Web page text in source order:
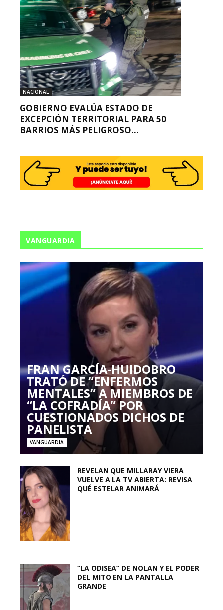
NACIONAL
GOBIERNO EVALÚA ESTADO DE
EXCEPCIÓN TERRITORIAL PARA 50
BARRIOS MÁS PELIGROSO...
VANGUARDIA
FRAN GARCÍA-HUIDOBRO
TRATÓ DE “ENFERMOS
MENTALES” A MIEMBROS DE
“LA COFRADÍA” POR
CUESTIONADOS DICHOS DE
PANELISTA
VANGUARDIA
REVELAN QUE MILLARAY VIERA
VUELVE A LA TV ABIERTA: REVISA
QUÉ ESTELAR ANIMARÁ
“LA ODISEA” DE NOLAN Y EL PODER
DEL MITO EN LA PANTALLA
GRANDE